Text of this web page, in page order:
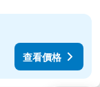
查看價格